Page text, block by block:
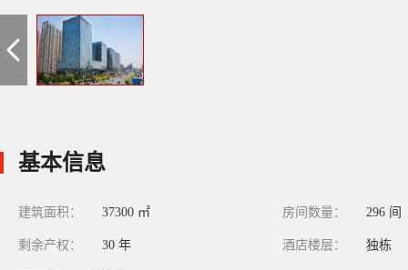
基本信息
建筑面积： 37300 ㎡ 房间数量： 296 间
剩余产权： 30 年 酒店楼层： 独栋